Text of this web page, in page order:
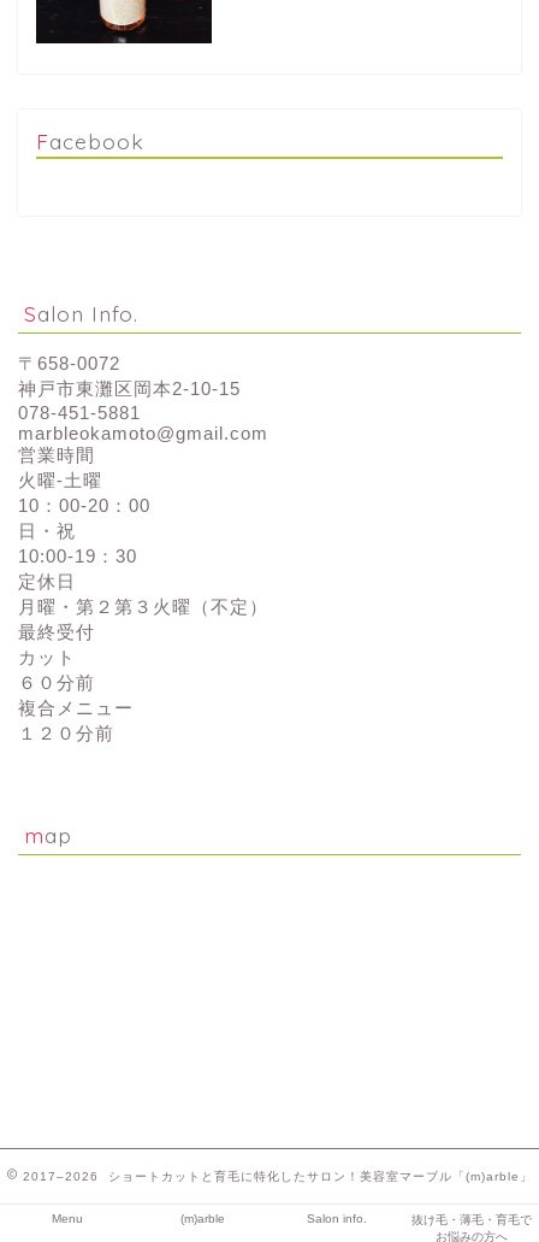
Facebook
Salon Info.
〒658-0072
神戸市東灘区岡本2-10-15
078-451-5881
marbleokamoto@gmail.com
営業時間
火曜-土曜
10：00-20：00
日・祝
10:00-19：30
定休日
月曜・第２第３火曜（不定）
最終受付
カット
６０分前
複合メニュー
１２０分前
map
2017–2026 ショートカットと育毛に特化したサロン！美容室マーブル「(m)arble」
Menu (m)arble Salon info.
抜け毛・薄毛・育毛で
お悩みの方へ